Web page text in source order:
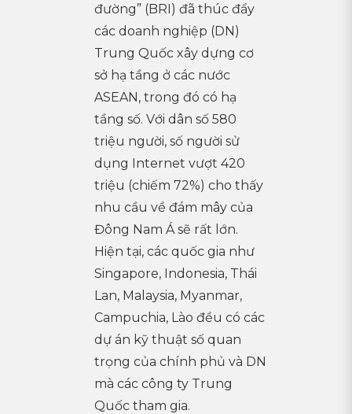
đường” (BRI) đã thúc đẩy
các doanh nghiệp (DN)
Trung Quốc xây dựng cơ
sở hạ tầng ở các nước
ASEAN, trong đó có hạ
tầng số. Với dân số 580
triệu người, số người sử
dụng Internet vượt 420
triệu (chiếm 72%) cho thấy
nhu cầu về đám mây của
Đông Nam Á sẽ rất lớn.
Hiện tại, các quốc gia như
Singapore, Indonesia, Thái
Lan, Malaysia, Myanmar,
Campuchia, Lào đều có các
dự án kỹ thuật số quan
trọng của chính phủ và DN
mà các công ty Trung
Quốc tham gia.